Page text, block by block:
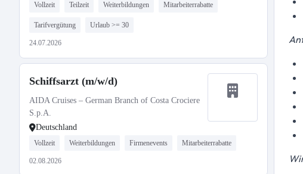
Vollzeit Teilzeit Weiterbildungen Mitarbeiterrabatte
Tarifvergütung Urlaub >= 30
24.07.2026
Schiffsarzt (m/w/d)
AIDA Cruises – German Branch of Costa Crociere
S.p.A.
Deutschland
Vollzeit Weiterbildungen Firmenevents Mitarbeiterrabatte
02.08.2026